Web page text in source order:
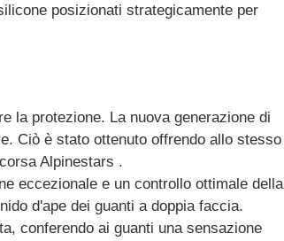
posizionati strategicamente per
la protezione. La nuova generazione di
Ciò è stato ottenuto offrendo allo stesso
Alpinestars .
eccezionale e un controllo ottimale della
d'ape dei guanti a doppia faccia.
conferendo ai guanti una sensazione